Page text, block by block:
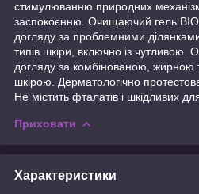
стимулюванню природних
заспокоєнню. Очищаючий гель
догляду за проблемними ділянками
типів шкіри, включно із чутливою.
догляду за комбінованою, жирною
шкірою. Дерматологічно
Не містить фталатів і шкідливих
Приховати
Характеристики